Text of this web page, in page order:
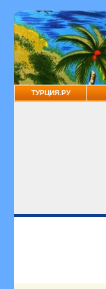
ТУРЦИЯ.РУ